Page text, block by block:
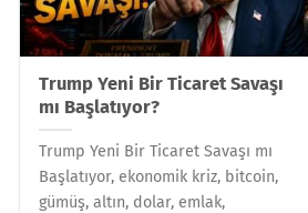
Trump Yeni Bir Ticaret Savaşı
mı Başlatıyor?
Trump Yeni Bir Ticaret Savaşı mı
Başlatıyor, ekonomik kriz, bitcoin,
gümüş, altın, dolar, emlak,